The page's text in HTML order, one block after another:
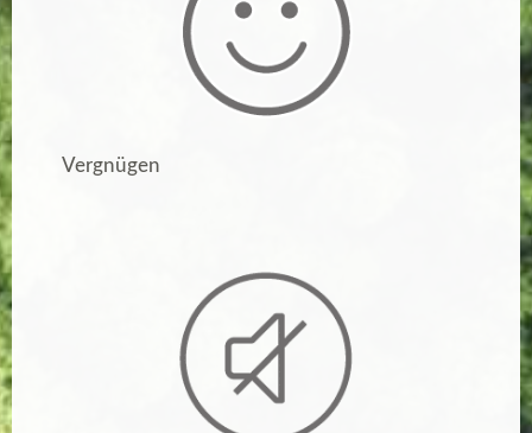
Vergnügen